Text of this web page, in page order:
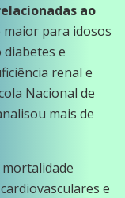
ao
maior para idosos
diabetes e
renal e
Nacional de
mais de
e